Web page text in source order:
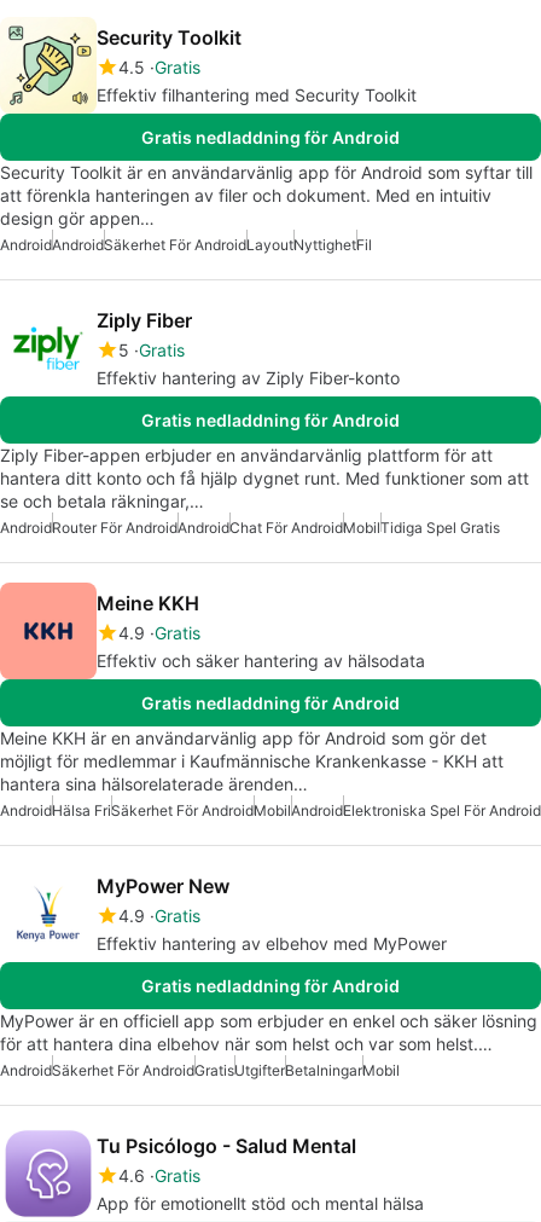
Security Toolkit
4.5 Gratis
Effektiv filhantering med Security Toolkit
Gratis nedladdning för Android
Security Toolkit är en användarvänlig app för Android som syftar till
att förenkla hanteringen av filer och dokument. Med en intuitiv
design gör appen…
AndroidAndroidSäkerhet För AndroidLayoutNyttighetFil
Ziply Fiber
5 Gratis
Effektiv hantering av Ziply Fiber-konto
Gratis nedladdning för Android
Ziply Fiber-appen erbjuder en användarvänlig plattform för att
hantera ditt konto och få hjälp dygnet runt. Med funktioner som att
se och betala räkningar,…
AndroidRouter För AndroidAndroidChat För AndroidMobilTidiga Spel Gratis
Meine KKH
4.9 Gratis
Effektiv och säker hantering av hälsodata
Gratis nedladdning för Android
Meine KKH är en användarvänlig app för Android som gör det
möjligt för medlemmar i Kaufmännische Krankenkasse - KKH att
hantera sina hälsorelaterade ärenden…
AndroidHälsa FriSäkerhet För AndroidMobilAndroidElektroniska Spel För Android
MyPower New
4.9 Gratis
Effektiv hantering av elbehov med MyPower
Gratis nedladdning för Android
MyPower är en officiell app som erbjuder en enkel och säker lösning
för att hantera dina elbehov när som helst och var som helst.…
AndroidSäkerhet För AndroidGratisUtgifterBetalningarMobil
Tu Psicólogo - Salud Mental
4.6 Gratis
App för emotionellt stöd och mental hälsa